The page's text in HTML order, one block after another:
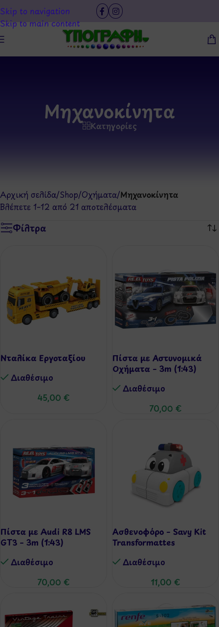
Skip to navigation
Skip to main content
Μηχανοκίνητα
Κατηγορίες
Αρχική σελίδα/Shop/Οχήματα/Μηχανοκίνητα
Βλέπετε 1–12 από 21 αποτελέσματα
Φίλτρα
Νταλίκα Εργοταξίου
Διαθέσιμo
45,00 €
Πίστα με Αστυνομικά
Οχήματα – 3m (1:43)
Διαθέσιμo
70,00 €
Πίστα με Audi R8 LMS
GT3 – 3m (1:43)
Διαθέσιμo
70,00 €
Ασθενοφόρο – Savy Kit
Transformattes
Διαθέσιμo
11,00 €